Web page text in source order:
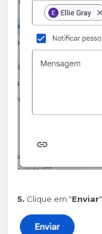
5. Clique em "Enviar".